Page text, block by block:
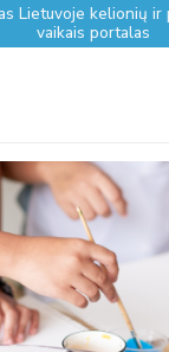
Lietuvoje kelionių ir
vaikais portalas